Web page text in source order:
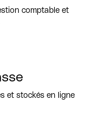
comptable et
et stockés en ligne